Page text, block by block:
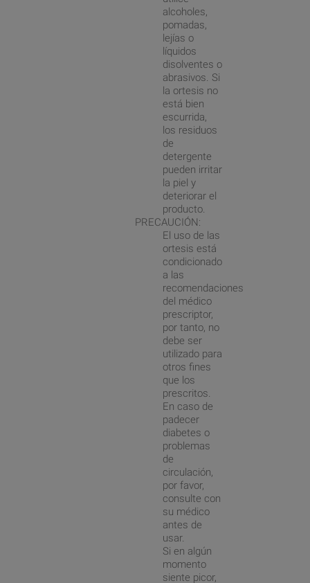
alcoholes,
pomadas,
lejías o
líquidos
disolventes o
abrasivos. Si
la ortesis no
está bien
escurrida,
los residuos
de
detergente
pueden irritar
la piel y
deteriorar el
producto.
PRECAUCIÓN:
El uso de las
ortesis está
condicionado
a las
recomendaciones
del médico
prescriptor,
por tanto, no
debe ser
utilizado para
otros fines
que los
prescritos.
En caso de
padecer
diabetes o
problemas
de
circulación,
por favor,
consulte con
su médico
antes de
usar.
Si en algún
momento
siente picor,